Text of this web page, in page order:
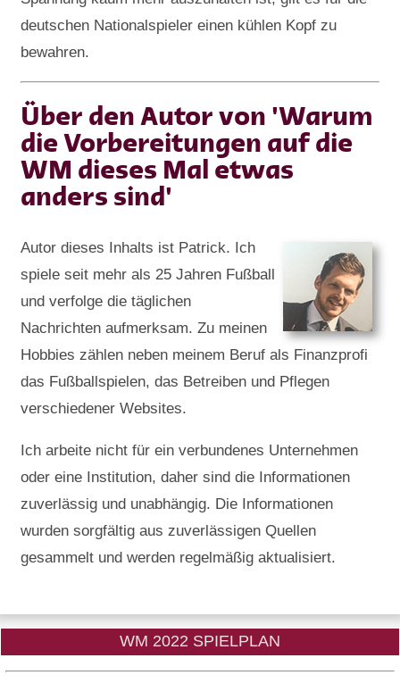
deutschen Nationalspieler einen kühlen Kopf zu
bewahren.
Über den Autor von 'Warum
die Vorbereitungen auf die
WM dieses Mal etwas
anders sind'
Autor dieses Inhalts ist Patrick. Ich
spiele seit mehr als 25 Jahren Fußball
und verfolge die täglichen
Nachrichten aufmerksam. Zu meinen
Hobbies zählen neben meinem Beruf als Finanzprofi
das Fußballspielen, das Betreiben und Pflegen
verschiedener Websites.
Ich arbeite nicht für ein verbundenes Unternehmen
oder eine Institution, daher sind die Informationen
zuverlässig und unabhängig. Die Informationen
wurden sorgfältig aus zuverlässigen Quellen
gesammelt und werden regelmäßig aktualisiert.
WM 2022 SPIELPLAN